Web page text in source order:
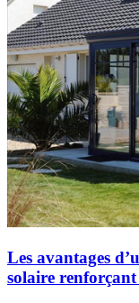
Les avantages
solaire renforçant